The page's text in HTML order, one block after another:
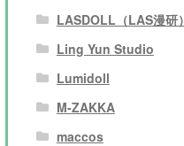
LASDOLL（LAS漫研）
Ling Yun Studio
Lumidoll
M-ZAKKA
maccos